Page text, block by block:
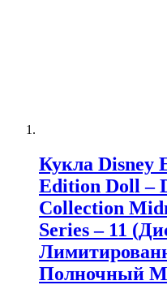
Кукла Disney
Edition Doll –
Collection
Series – 11
Полночный